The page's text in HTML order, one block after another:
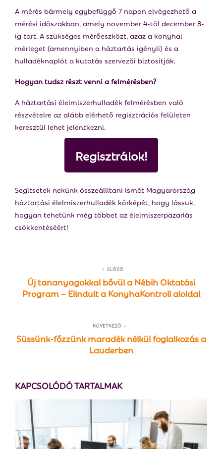
A mérés bármely egybefüggő 7 napon elvégezhető a
mérési időszakban, amely november 4-től december 8-
ig tart. A szükséges mérőeszközt, azaz a konyhai
mérleget (amennyiben a háztartás igényli) és a
hulladéknaplót a kutatás szervezői biztosítják.
Hogyan tudsz részt venni a felmérésben?
A háztartási élelmiszerhulladék felmérésben való
részvételre az alább elérhető regisztrációs felületen
keresztül lehet jelentkezni.
Regisztrálok!
Segítsetek nekünk összeállítani ismét Magyarország
háztartási élelmiszerhulladék körképét, hogy lássuk,
hogyan tehetünk még többet az élelmiszerpazarlás
csökkentéséért!
ELŐZŐ
Új tananyagokkal bővül a Nébih Oktatási
Program – Elindult a KonyhaKontroll aloldal
KÖVETKEZŐ
Süssünk-főzzünk maradék nélkül foglalkozás a
Lauderben
KAPCSOLÓDÓ TARTALMAK